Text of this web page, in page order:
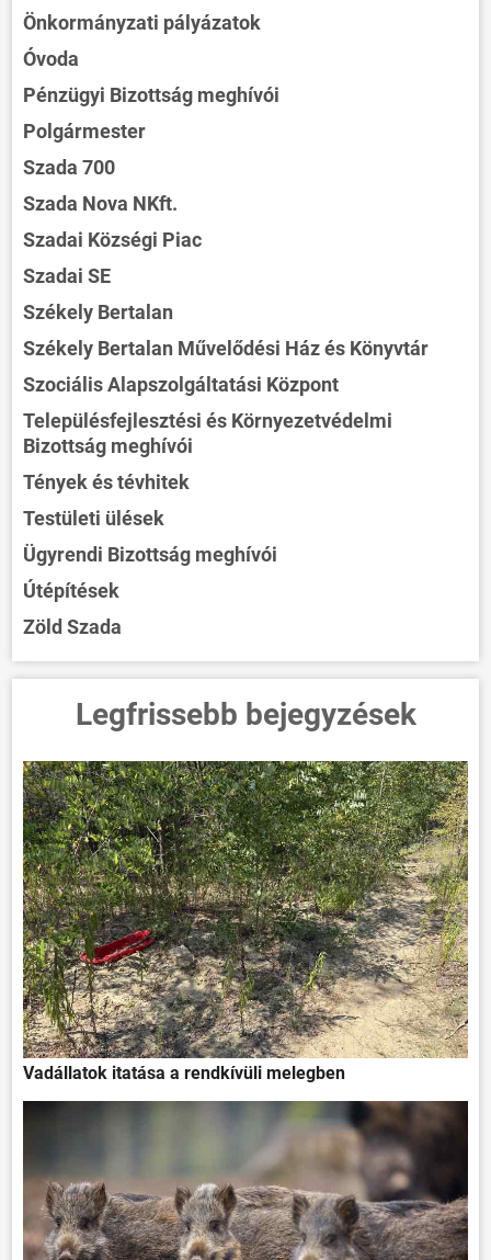
Önkormányzati pályázatok
Óvoda
Pénzügyi Bizottság meghívói
Polgármester
Szada 700
Szada Nova NKft.
Szadai Községi Piac
Szadai SE
Székely Bertalan
Székely Bertalan Művelődési Ház és Könyvtár
Szociális Alapszolgáltatási Központ
Településfejlesztési és Környezetvédelmi
Bizottság meghívói
Tények és tévhitek
Testületi ülések
Ügyrendi Bizottság meghívói
Útépítések
Zöld Szada
Legfrissebb bejegyzések
Vadállatok itatása a rendkívüli melegben